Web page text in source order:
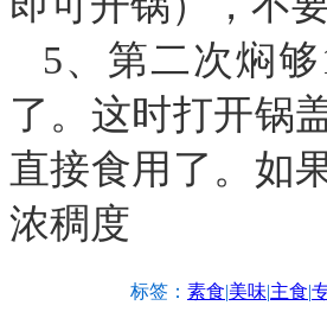
5、第二次焖
了。这时打开锅
直接食用了。如
浓稠度
标签： 素食|美味|主食|